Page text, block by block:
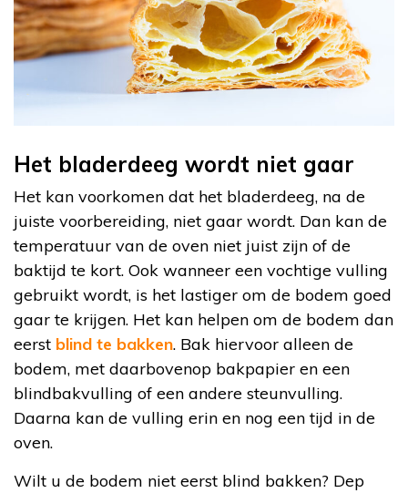
Het bladerdeeg wordt niet gaar
Het kan voorkomen dat het bladerdeeg, na de
juiste voorbereiding, niet gaar wordt. Dan kan de
temperatuur van de oven niet juist zijn of de
baktijd te kort. Ook wanneer een vochtige vulling
gebruikt wordt, is het lastiger om de bodem goed
gaar te krijgen. Het kan helpen om de bodem dan
eerst blind te bakken. Bak hiervoor alleen de
bodem, met daarbovenop bakpapier en een
blindbakvulling of een andere steunvulling.
Daarna kan de vulling erin en nog een tijd in de
oven.
Wilt u de bodem niet eerst blind bakken? Dep